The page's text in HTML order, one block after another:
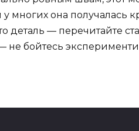
многих она
деталь — перечитайте
не бойтесь